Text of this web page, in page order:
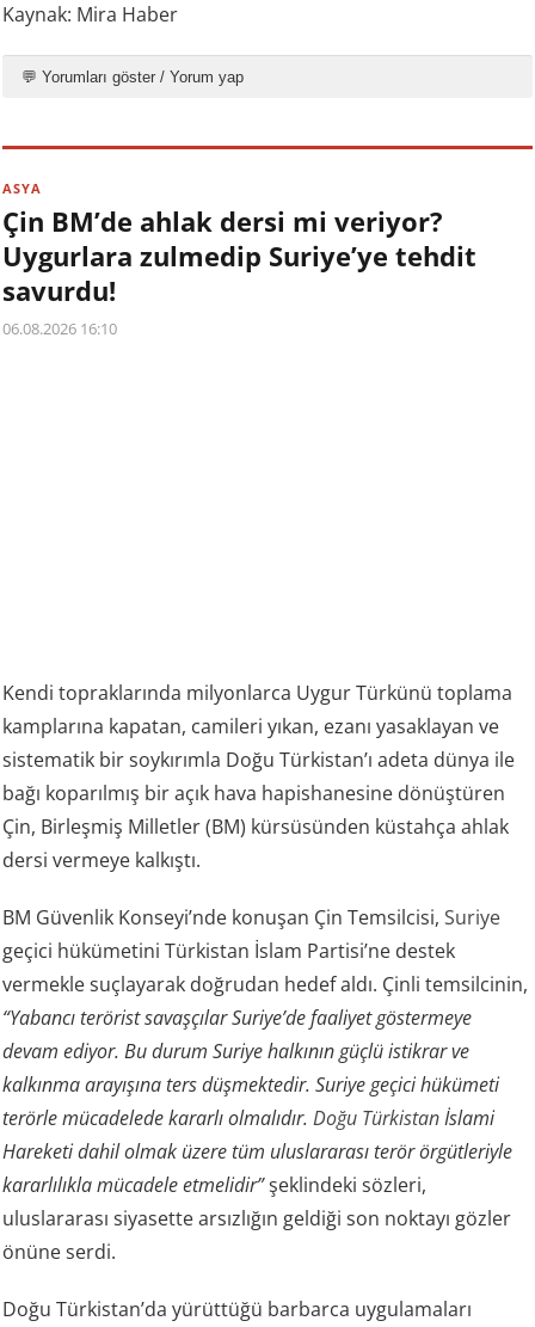
Kaynak: Mira Haber
💬 Yorumları göster / Yorum yap
ASYA
Çin BM’de ahlak dersi mi veriyor?
Uygurlara zulmedip Suriye’ye tehdit
savurdu!
06.08.2026 16:10
Kendi topraklarında milyonlarca Uygur Türkünü toplama
kamplarına kapatan, camileri yıkan, ezanı yasaklayan ve
sistematik bir soykırımla Doğu Türkistan’ı adeta dünya ile
bağı koparılmış bir açık hava hapishanesine dönüştüren
Çin, Birleşmiş Milletler (BM) kürsüsünden küstahça ahlak
dersi vermeye kalkıştı.
BM Güvenlik Konseyi’nde konuşan Çin Temsilcisi,Suriye
geçici hükümetini Türkistan İslam Partisi’ne destek
vermekle suçlayarak doğrudan hedef aldı. Çinli temsilcinin,
“Yabancı terörist savaşçılar Suriye’de faaliyet göstermeye
devam ediyor. Bu durum Suriye halkının güçlü istikrar ve
kalkınma arayışına ters düşmektedir. Suriye geçici hükümeti
terörle mücadelede kararlı olmalıdır.Doğu Türkistanİslami
Hareketi dahil olmak üzere tüm uluslararası terör örgütleriyle
kararlılıkla mücadele etmelidir”şeklindeki sözleri,
uluslararası siyasette arsızlığın geldiği son noktayı gözler
önüne serdi.
Doğu Türkistan’da yürüttüğü barbarca uygulamaları